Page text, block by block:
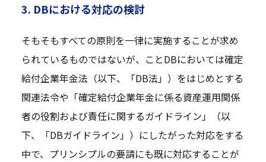
3. DBにおける対応の検討
そもそもすべての原則を一律に実施することが求め
られているものではないが、ことDBにおいては確定
給付企業年金法（以下、「DB法」）をはじめとする
関連法令や「確定給付企業年金に係る資産運用関係
者の役割および責任に関するガイドライン」（以
下、「DBガイドライン」）にしたがった対応をする
中で、プリンシプルの要請にも既に対応することが